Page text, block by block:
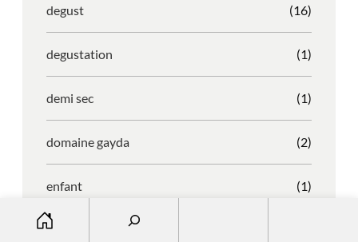
degust (16)
degustation (1)
demi sec (1)
domaine gayda (2)
enfant (1)
entreprise